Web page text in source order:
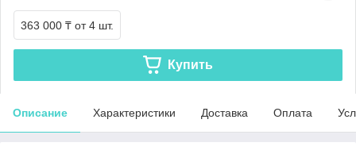
363 000 ₸ от 4 шт.
Купить
Описание Характеристики Доставка Оплата